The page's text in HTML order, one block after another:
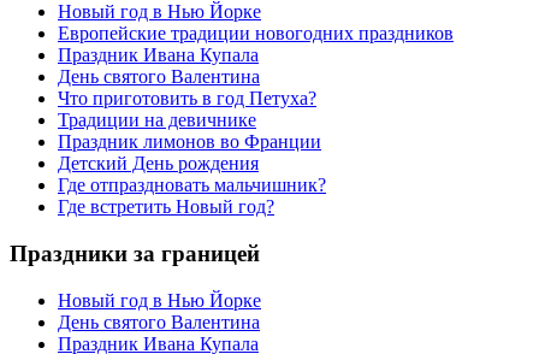
Новый год в Нью Йорке
Европейские традиции новогодних праздников
Праздник Ивана Купала
День святого Валентина
Что приготовить в год Петуха?
Традиции на девичнике
Праздник лимонов во Франции
Детский День рождения
Где отпраздновать мальчишник?
Где встретить Новый год?
Праздники за границей
Новый год в Нью Йорке
День святого Валентина
Праздник Ивана Купала